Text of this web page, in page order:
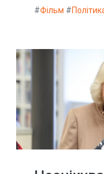
#Фільм #